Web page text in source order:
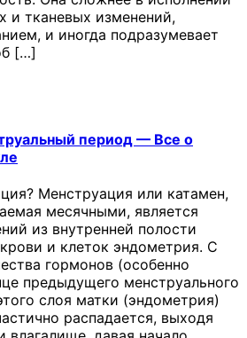
и тканевых изменений,
и иногда подразумевает
[…]
период — Все о
Менструация или катамен,
месячными, является
из внутренней полости
и клеток эндометрия. С
гормонов (особенно
предыдущего менструального
слоя матки (эндометрия)
распадается, выходя